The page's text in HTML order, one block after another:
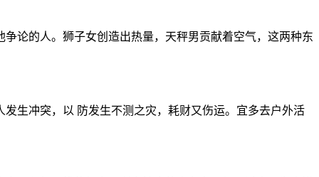
论的人。狮子女创造出热量，天秤男贡献着空气，这两种东
生冲突，以 防发生不测之灾，耗财又伤运。宜多去户外活